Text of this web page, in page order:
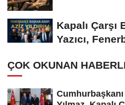
Kapalı Çarşı
Yazıcı,
ÇOK OKUNAN
Cumhurbaşkanı